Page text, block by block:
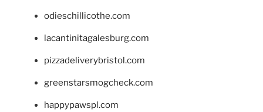
odieschillicothe.com
lacantinitagalesburg.com
pizzadeliverybristol.com
greenstarsmogcheck.com
happypawspl.com